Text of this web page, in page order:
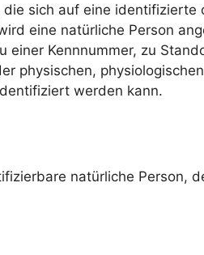
sich auf eine
eine natürliche Person
einer Kennnummer, zu
physischen,
werden kann.
natürliche Person,